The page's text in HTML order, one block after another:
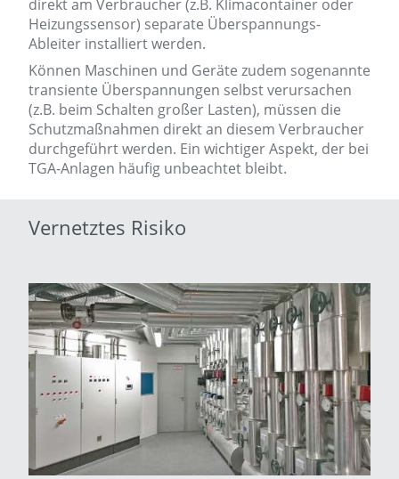
direkt am Verbraucher (z.B. Klimacontainer oder
Heizungssensor) separate Überspannungs-
Ableiter installiert werden.
Können Maschinen und Geräte zudem sogenannte
transiente Überspannungen selbst verursachen
(z.B. beim Schalten großer Lasten), müssen die
Schutzmaßnahmen direkt an diesem Verbraucher
durchgeführt werden. Ein wichtiger Aspekt, der bei
TGA-Anlagen häufig unbeachtet bleibt.
Vernetztes Risiko